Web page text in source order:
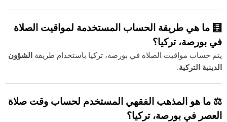
🧮 ما هي طريقة الحساب المستخدمة لمواقيت الصلاة
في بورصة، تركيا؟
يتم حساب مواقيت الصلاة في بورصة، تركيا باستخدام طريقة الشؤون
الدينية التركية.
⚖️ ما هو المذهب الفقهي المستخدم لحساب وقت صلاة
العصر في بورصة، تركيا؟